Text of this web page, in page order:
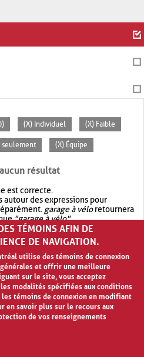
(X) Individuel (X) Faible
seulement (X) Équipe
résultat
est correcte.
des expressions pour
garage à véloretournera
"garage à vélo".
avec OR.garage OR vélo
résultat quegarage à vélo
TÉMOINS AFIN DE
DE NAVIGATION.
utilise des témoins de connexion
et offrir une meilleure
sur le site, vous acceptez
modalités spécifiées aux conditions
témoins de connexion en modifiant
en savoir plus sur le recours aux
de vos renseignements